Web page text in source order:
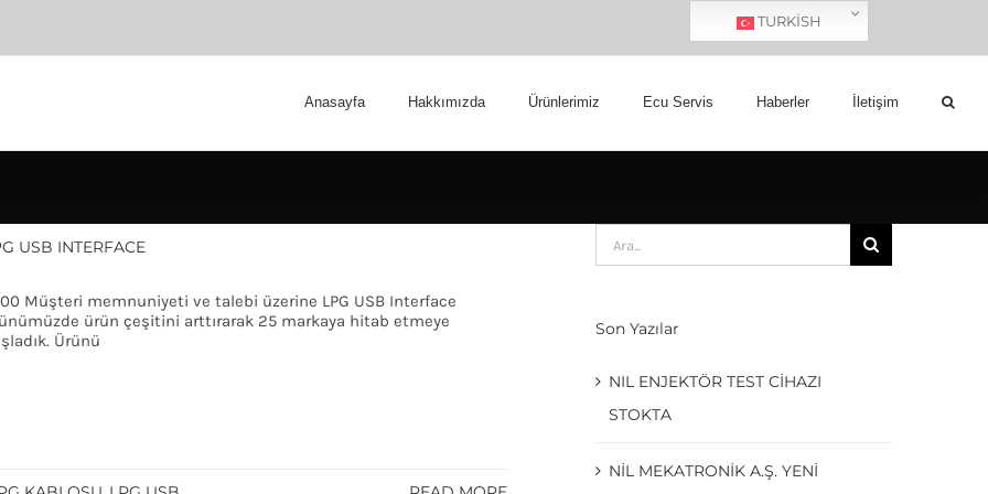
Anasayfa Hakkımızda Ürünlerimiz Ecu Servis Haberler İletişim
USB INTERFACE
Müşteri memnuniyeti ve talebi üzerine LPG USB Interface
ürün çeşitini arttırarak 25 markaya hitab etmeye
Ürünü
Son Yazılar
NIL ENJEKTÖR TEST CİHAZI
STOKTA
NIL MEKATRONIK A.Ş. YENI
TURKISH